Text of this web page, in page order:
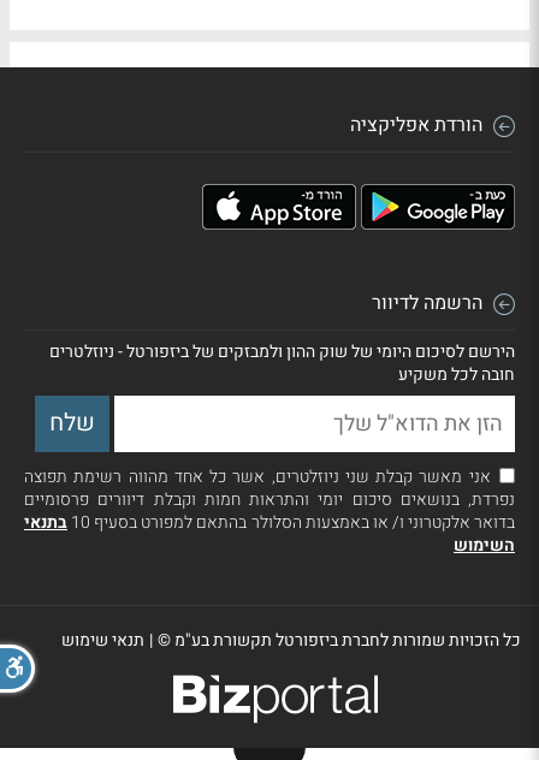
הורדת אפליקציה
הרשמה לדיוור
הירשם לסיכום היומי של שוק ההון ולמבזקים של ביזפורטל - ניוזלטרים
חובה לכל משקיע
אני מאשר קבלת שני ניוזלטרים, אשר כל אחד מהווה רשימת תפוצה
נפרדת, בנושאים סיכום יומי והתראות חמות וקבלת דיוורים פרסומיים
בדואר אלקטרוני ו/ או באמצעות הסלולר בהתאם למפורט בסעיף 10
בתנאי
השימוש
כל הזכויות שמורות לחברת ביזפורטל תקשורת בע"מ ©| תנאי שימוש